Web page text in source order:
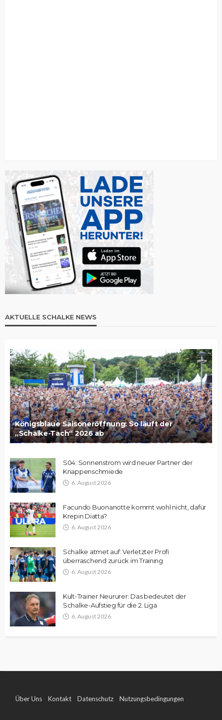
AKTUELLE SCHALKE NEWS
Königsblaue Saisoneröffnung: So läuft der
„Schalke-Tach“ 2026 ab
S04: Sonnenstrom wird neuer Partner der
Knappenschmiede
6. August 2026
Facundo Buonanotte kommt wohl nicht, dafür
Krepin Diatta?
6. August 2026
Schalke atmet auf: Verletzter Profi
überraschend zurück im Training
6. August 2026
Kult-Trainer Neururer: Das bedeutet der
Schalke-Aufstieg für die 2. Liga
6. August 2026
Über Uns Kontakt Datenschutz Nutzungsbedingungen